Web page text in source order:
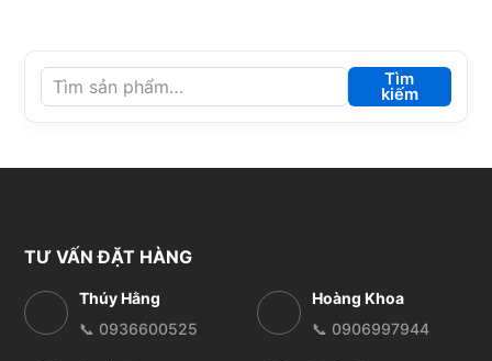
Tìm
kiếm
TƯ VẤN ĐẶT HÀNG
Thúy Hằng
📞 0936600525
Hoàng Khoa
📞 0906997944